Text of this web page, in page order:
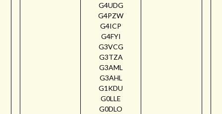
G4UDG
G4PZW
G4ICP
G4FYI
G3VCG
G3TZA
G3AML
G3AHL
G1KDU
G0LLE
G0DLO